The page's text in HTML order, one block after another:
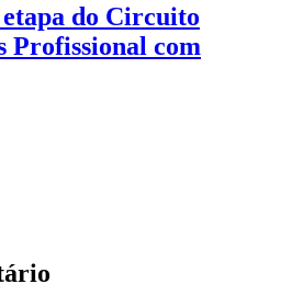
do Circuito
Profissional com